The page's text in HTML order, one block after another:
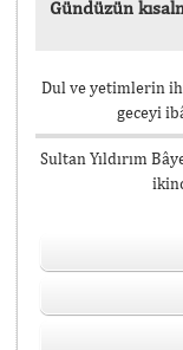
Gündüzün
Dul ve yetimlerin
geceyi
Sultan Yıldırım